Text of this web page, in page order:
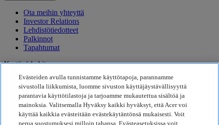
Ota meihin yhteyttä
Investor Relations
Lehdistötiedotteet
Palkinnot
Tapahtumat
Kestävä kehitys
Kestävä kehitys
Yhteiskuntavastuu
Tuotteen hiilijalanjälki
Project Humanity
Evästeiden avulla tunnistamme käyttötapoja, parannamme
sivustolla liikkumista, luomme sivuston käyttäjäystävällisyyttä
parantavia käyttötilastoja ja tarjoamme mukautettua sisältöä ja
mainoksia. Valitsemalla Hyväksy kaikki hyväksyt, että Acer voi
käyttää kaikkia evästeitään evästekäytäntönsä mukaisesti. Voit
perua suostumuksesi milloin tahansa. Evästeasetuksissa voit